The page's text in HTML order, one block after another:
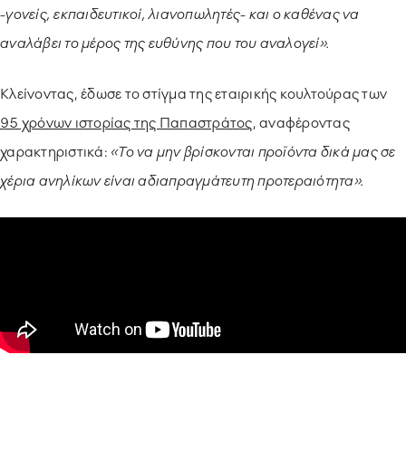
-γονείς, εκπαιδευτικοί, λιανοπωλητές- και ο καθένας να
αναλάβει το μέρος της ευθύνης που του αναλογεί».
Κλείνοντας, έδωσε το στίγμα της εταιρικής κουλτούρας των
95 χρόνων ιστορίας της Παπαστράτος, αναφέροντας
χαρακτηριστικά: «Το να μην βρίσκονται προϊόντα δικά μας σε
χέρια ανηλίκων είναι αδιαπραγμάτευτη προτεραιότητα».